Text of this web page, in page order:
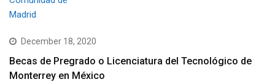
December 18, 2020
Becas de Pregrado o Licenciatura del Tecnológico de
Monterrey en México